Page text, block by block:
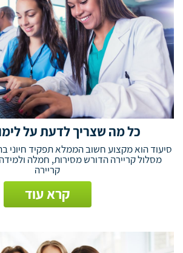
כל מה שצריך לדעת על
סיעוד הוא מקצוע חשוב הממלא תפקיד חיוני
מסלול קריירה הדורש מסירות, חמלה
קריירה
קרא עוד